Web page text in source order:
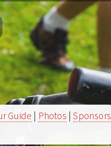
Guide | Photos |Sponsors